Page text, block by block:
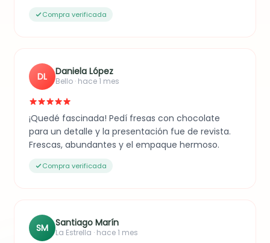
Compra verificada
DL Daniela López
Bello · hace 1 mes
¡Quedé fascinada! Pedí fresas con chocolate
para un detalle y la presentación fue de revista.
Frescas, abundantes y el empaque hermoso.
Compra verificada
SM Santiago Marín
La Estrella · hace 1 mes